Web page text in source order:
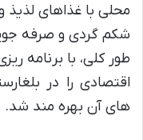
محلی با غذاهای لذیذ
شکم گردی و صرفه
طور کلی، با برنامه
اقتصادی را در
های آن بهره مند شد.